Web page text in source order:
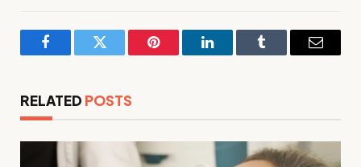
FacebookTwitter Pinterest LinkedInTumblr Email
RELATED POSTS